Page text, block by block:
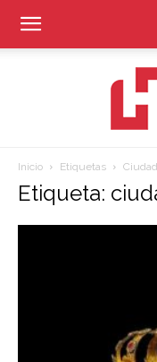
Inicio Etiquetas
Etiqueta: